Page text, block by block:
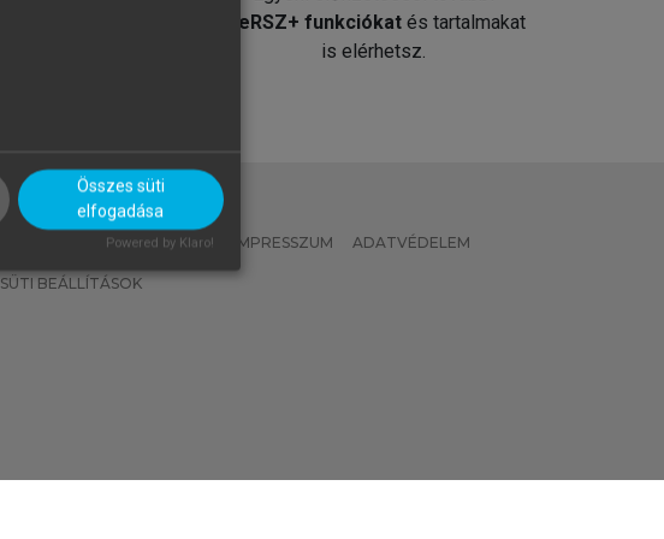
MeRSZ+ funkciókat és tartalmakat
is elérhetsz.
MI – ÁLTALÁNOS IRÁNYELVEK IMPRESSZUM ADATVÉDELEM
SÜTI BEÁLLÍTÁSOK
Összes süti
elfogadása
Powered by Klaro!